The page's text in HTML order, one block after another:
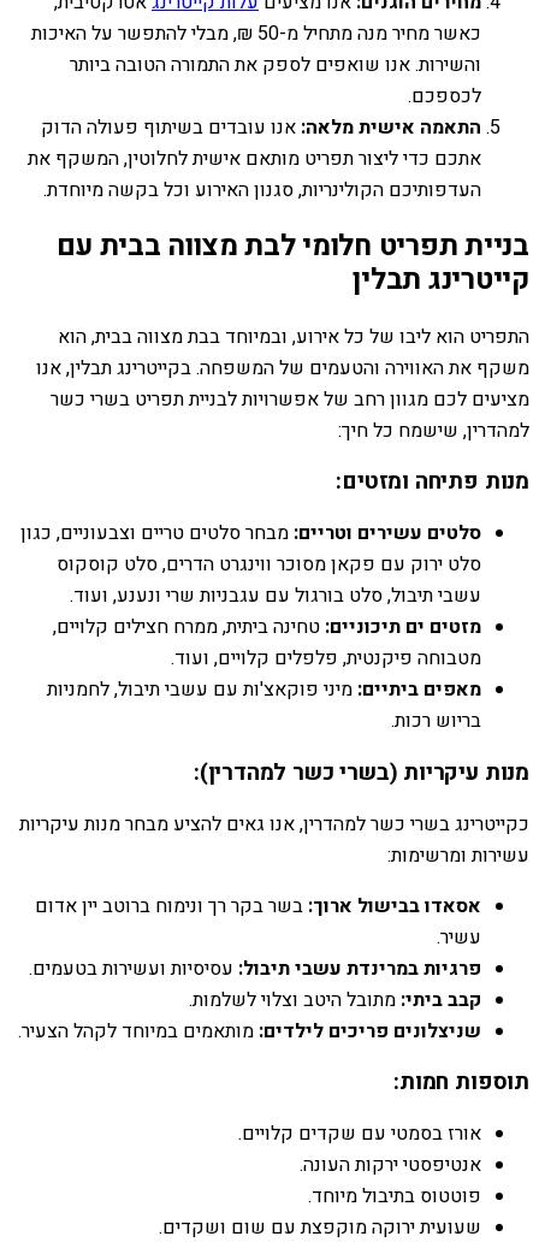
כאשר מחיר מנה מתחיל מ-50 ₪, מבלי להתפשר על האיכות
והשירות. אנו שואפים לספק את התמורה הטובה ביותר
לכספכם.
התאמה אישית מלאה: אנו עובדים בשיתוף פעולה הדוק
אתכם כדי ליצור תפריט מותאם אישית לחלוטין, המשקף את
העדפותיכם הקולינריות, סגנון האירוע וכל בקשה מיוחדת.
בניית תפריט חלומי לבת מצווה בבית עם
קייטרינג תבלין
התפריט הוא ליבו של כל אירוע, ובמיוחד בבת מצווה בבית, הוא
משקף את האווירה והטעמים של המשפחה. בקייטרינג תבלין, אנו
מציעים לכם מגוון רחב של אפשרויות לבניית תפריט בשרי כשר
למהדרין, שישמח כל חיך:
מנות פתיחה ומזטים:
סלטים עשירים וטריים: מבחר סלטים טריים וצבעוניים, כגון
סלט ירוק עם פקאן מסוכר ווינגרט הדרים, סלט קוסקוס
עשבי תיבול, סלט בורגול עם עגבניות שרי ונענע, ועוד.
מזטים ים תיכוניים: טחינה ביתית, ממרח חצילים קלויים,
מטבוחה פיקנטית, פלפלים קלויים, ועוד.
מאפים ביתיים: מיני פוקאצ'ות עם עשבי תיבול, לחמניות
בריוש רכות.
מנות עיקריות (בשרי כשר למהדרין):
כקייטרינג בשרי כשר למהדרין, אנו גאים להציע מבחר מנות עיקריות
עשירות ומרשימות:
אסאדו בבישול ארוך: בשר בקר רך ונימוח ברוטב יין אדום
עשיר.
פרגיות במרינדת עשבי תיבול: עסיסיות ועשירות בטעמים.
קבב ביתי: מתובל היטב וצלוי לשלמות.
שניצלונים פריכים לילדים: מותאמים במיוחד לקהל הצעיר.
תוספות חמות:
אורז בסמטי עם שקדים קלויים.
אנטיפסטי ירקות העונה.
פוטטוס בתיבול מיוחד.
שעועית ירוקה מוקפצת עם שום ושקדים.